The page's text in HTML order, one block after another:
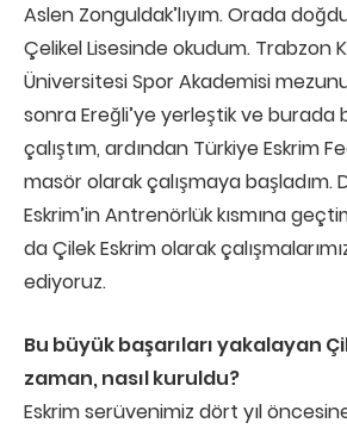
Aslen Zonguldak’lıyım. Orada
Çelikel Lisesinde okudum. Trabzon
Üniversitesi Spor Akademisi
sonra Ereğli’ye yerleştik ve burada
çalıştım, ardından Türkiye Eskrim
masör olarak çalışmaya başladım.
Eskrim’in Antrenörlük kısmına
da Çilek Eskrim olarak
ediyoruz.
Bu büyük başarıları yakalayan
zaman, nasıl kuruldu?
Eskrim serüvenimiz dört yıl